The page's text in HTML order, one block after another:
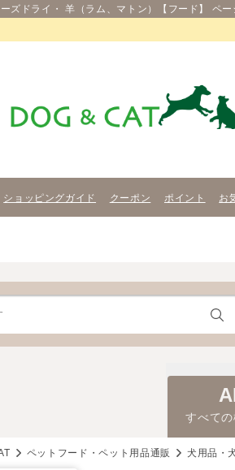
ズドライ・ 羊（ラム、マトン）【フード】 ペー
ショッピングガイド クーポン ポイント お
すべて
ペットフード・ペット用品通販 犬用品・